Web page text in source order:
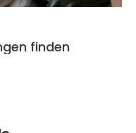
finden